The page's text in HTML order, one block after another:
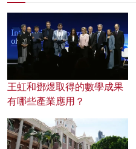
王虹和鄧煜取得的數學成果
有哪些產業應用？